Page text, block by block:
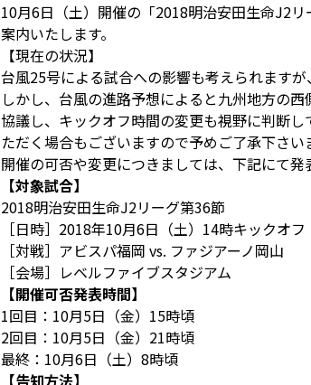
10月6日（土）開催の「2018明治安田生命J2
案内いたします。
【現在の状況】
台風25号による試合への影響も考えられます
しかし、台風の進路予想によると九州地方の
協議し、キックオフ時間の変更も視野に判断
ただく場合もございますので予めご了承下さい
開催の可否や変更につきましては、下記にて
【対象試合】
2018明治安田生命J2リーグ第36節
［日時］2018年10月6日（土）14時キックオフ
［対戦］アビスパ福岡 vs. ファジアーノ岡山
［会場］レベルファイブスタジアム
【開催可否発表時間】
1回目：10月5日（金）15時頃
2回目：10月5日（金）21時頃
最終：10月6日（土）8時頃
【告知方法】